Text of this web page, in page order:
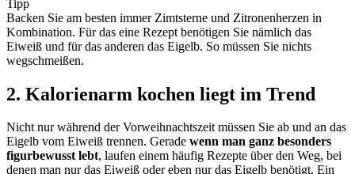
Tipp
Backen Sie am besten immer Zimtsterne und Zitronenherzen in
Kombination. Für das eine Rezept benötigen Sie nämlich das
Eiweiß und für das anderen das Eigelb. So müssen Sie nichts
wegschmeißen.
2. Kalorienarm kochen liegt im Trend
Nicht nur während der Vorweihnachtszeit müssen Sie ab und an das
Eigelb vom Eiweiß trennen. Gerade wenn man ganz besonders
figurbewusst lebt, laufen einem häufig Rezepte über den Weg, bei
denen man nur das Eiweiß oder eben nur das Eigelb benötigt. Ein